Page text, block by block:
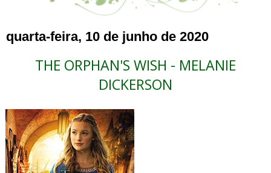
quarta-feira, 10 de junho de 2020
THE ORPHAN'S WISH - MELANIE
DICKERSON